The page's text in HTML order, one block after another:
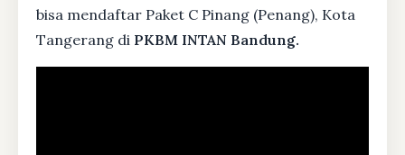
bisa mendaftar Paket C Pinang (Penang), Kota
Tangerang di PKBM INTAN Bandung.